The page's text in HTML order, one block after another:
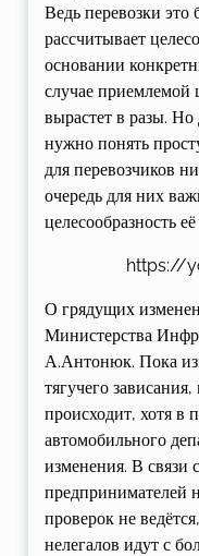
Ведь перевозки это
рассчитывает
основании
случае
вырастет в разы. Но
нужно понять
для перевозчиков
очередь для них
целесообразность
https://
О грядущих
Министерства
А.Антонюк. Пока
тягучего
происходит, хотя в
автомобильного
изменения. В связи
предпринимателей
проверок не
нелегалов идут с